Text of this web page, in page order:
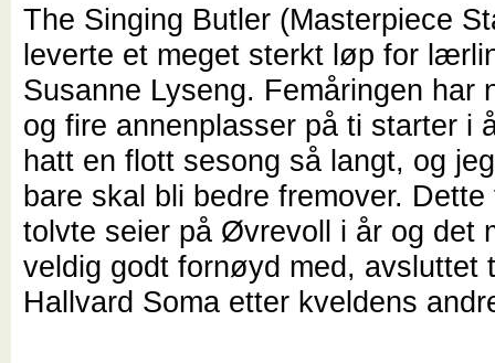
The Singing Butler (Masterpiece
leverte et meget sterkt løp for
Susanne Lyseng. Femåringen har
og fire annenplasser på ti starter i
hatt en flott sesong så langt, og
bare skal bli bedre fremover.
tolvte seier på Øvrevoll i år og det
veldig godt fornøyd med, avsluttet
Hallvard Soma etter kveldens